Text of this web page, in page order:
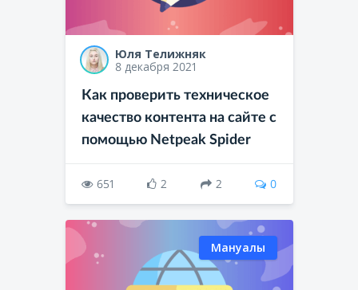
Юля Телижняк
8 декабря 2021
Как проверить техническое
качество контента на сайте с
помощью Netpeak Spider
651 2 2 0
Мануалы